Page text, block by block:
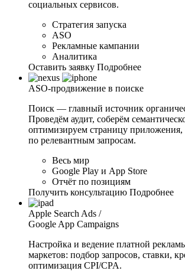
социальных сервисов.
Стратегия запуска
ASO
Рекламные кампании
Аналитика
Оставить заявку Подробнее
ASO-продвижение в поиске
Поиск — главный источник
Проведём аудит, соберём
оптимизируем страницу приложения,
по релевантным запросам.
Весь мир
Google Play и App Store
Отчёт по позициям
Получить консультацию Подробнее
Apple Search Ads /
Google App Campaigns
Настройка и ведение платной
маркетов: подбор запросов, ставки,
оптимизация CPI/CPA.